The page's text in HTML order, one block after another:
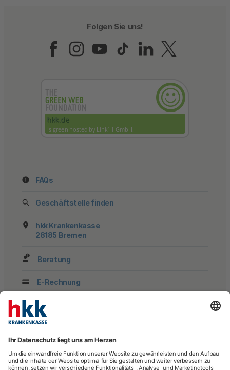
Folgen Sie uns!
Folgen Sie uns auf
Folgen Sie uns auf
Folgen Sie uns
Folgen Sie
Folgen
FAQs
Geschäftstelle finden
hkk Krankenkasse
28185 Bremen
Beratung
E-Rechnung
Newsletter
hkk-Services
Arztsuche Arzttermin-Service